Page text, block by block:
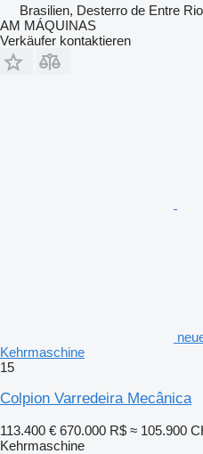
Brasilien, Desterro de Entre
AM MÁQUINAS
Verkäufer kontaktieren
Kehrmaschine
15
Colpion Varredeira Mecânica
113.400 € 670.000 R$ ≈ 105.900
Kehrmaschine